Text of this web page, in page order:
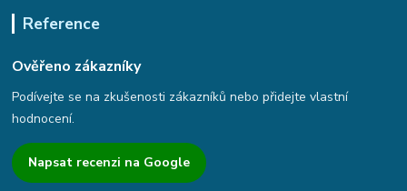
Reference
Ověřeno zákazníky
Podívejte se na zkušenosti zákazníků nebo přidejte vlastní
hodnocení.
Napsat recenzi na Google